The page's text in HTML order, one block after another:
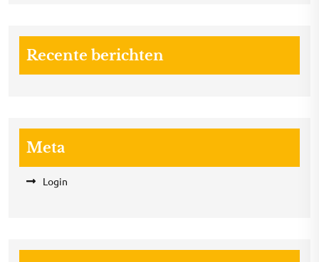
Recente berichten
Meta
Login